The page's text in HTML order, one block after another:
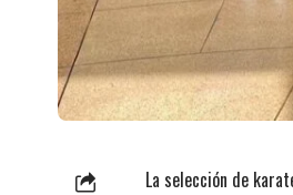
La selección de